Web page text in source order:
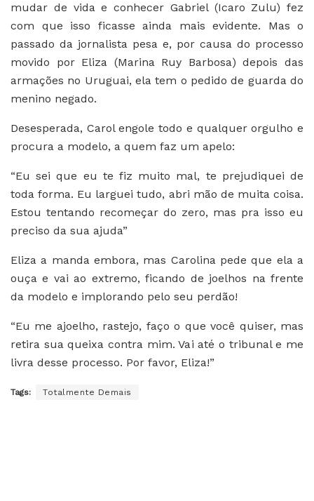
mudar de vida e conhecer Gabriel (Icaro Zulu) fez
com que isso ficasse ainda mais evidente. Mas o
passado da jornalista pesa e, por causa do processo
movido por Eliza (Marina Ruy Barbosa) depois das
armações no Uruguai, ela tem o pedido de guarda do
menino negado.
Desesperada, Carol engole todo e qualquer orgulho e
procura a modelo, a quem faz um apelo:
“Eu sei que eu te fiz muito mal, te prejudiquei de
toda forma. Eu larguei tudo, abri mão de muita coisa.
Estou tentando recomeçar do zero, mas pra isso eu
preciso da sua ajuda”
Eliza a manda embora, mas Carolina pede que ela a
ouça e vai ao extremo, ficando de joelhos na frente
da modelo e implorando pelo seu perdão!
“Eu me ajoelho, rastejo, faço o que você quiser, mas
retira sua queixa contra mim. Vai até o tribunal e me
livra desse processo. Por favor, Eliza!”
Tags: Totalmente Demais